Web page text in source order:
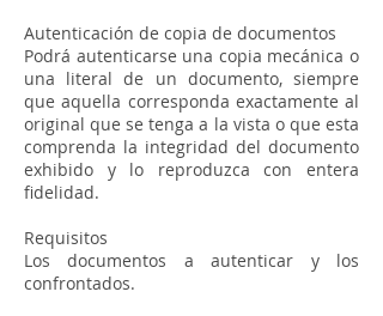
Autenticación de copia de documentos
Podrá autenticarse una copia mecánica o
una literal de un documento, siempre
que aquella corresponda exactamente al
original que se tenga a la vista o que esta
comprenda la integridad del documento
exhibido y lo reproduzca con entera
fidelidad.
Requisitos
Los documentos a autenticar y los
confrontados.